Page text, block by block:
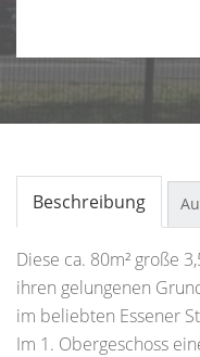
Beschreibung
Diese ca. 80m² große
ihren gelungenen
im beliebten Essener
Im 1. Obergeschoss